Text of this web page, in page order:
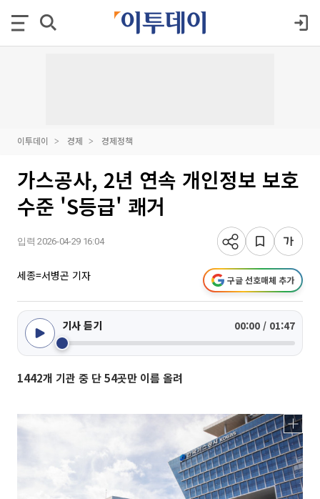
이투데이 경제 경제정책
가스공사, 2년 연속 개인정보 보호
수준 'S등급' 쾌거
입력 2026-04-29 16:04
세종=서병곤 기자 구글 선호매체 추가
기사 듣기 00:00 / 01:47
1442개 기관 중 단 54곳만 이름 올려